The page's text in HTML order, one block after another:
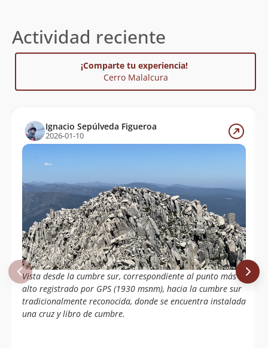
Actividad reciente
¡Comparte tu experiencia!
Cerro Malalcura
Ignacio Sepúlveda Figueroa
2026-01-10
Vista desde la cumbre sur, correspondiente al punto más
alto registrado por GPS (1930 msnm), hacia la cumbre sur
tradicionalmente reconocida, donde se encuentra instalada
una cruz y libro de cumbre.